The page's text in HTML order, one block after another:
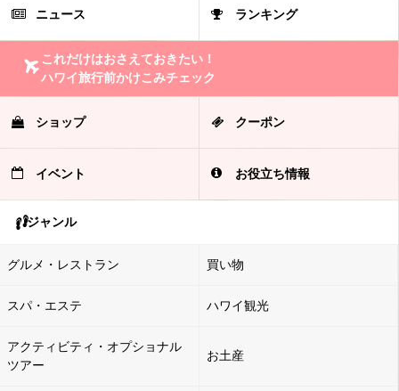
ニュース ランキング
これだけはおさえておきたい！
ハワイ旅行前かけこみチェック
ショップ クーポン
イベント お役立ち情報
ジャンル
グルメ・レストラン 買い物
スパ・エステ ハワイ観光
アクティビティ・オプショナル
ツアー
お土産